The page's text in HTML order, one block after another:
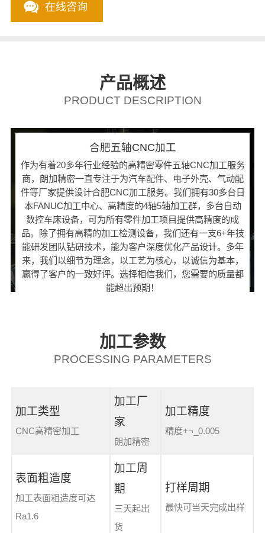
在线咨询
产品概述
PRODUCT DESCRIPTION
合肥五轴CNC加工
作为有着20多年行业经验的高精密零件五轴CNC加工服务
商，朗加精密一直专注于为汽车配件、电子外壳、气动配
件等厂家提供设计合肥CNC加工服务。我们拥有30多台日
本FANUC加工中心、高精度的4轴5轴加工群，多台自动
数控车床设备，可为所有零件加工项目提供高精度的成
品。除了拥有高精的加工检测设备，我们还有一支6+年技
能研发团队钻研技术，能为客户深度优化产品设计。多年
来，我们以细节为理念，以工艺为核心，以诚信为基本，
赢得了客户的一致好评。选择相信我们，您需要的质量都
能超出预期！
加工参数
PROCESSING PARAMETERS
加工类型
CNC高精密加工
加工厂
家
朗加精密
加工精度
精度+¬_0.005
表面粗造度
加工表面粗造度可达
Ra1.6
加工周
期
三天起出
货
打样周期
最快可当天完成出样